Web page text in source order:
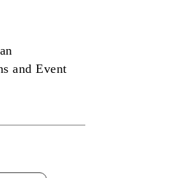
and Event